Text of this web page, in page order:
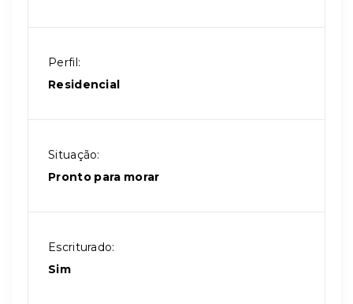
Perfil:
Residencial
Situação:
Pronto para morar
Escriturado:
Sim